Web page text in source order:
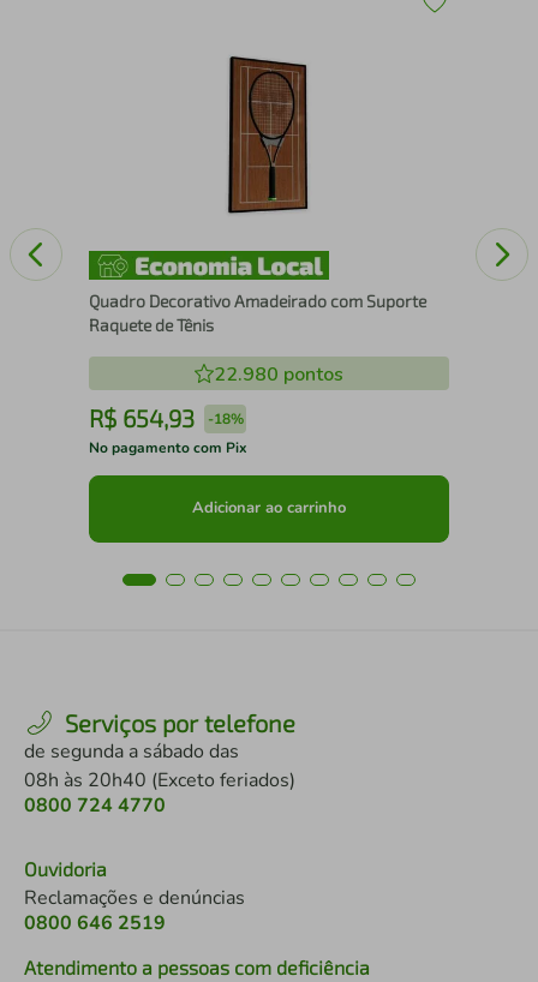
Quadro Decorativo Amadeirado com Suporte
Raquete de Tênis
22.980 pontos
R$ 654,93 -18%
No pagamento com Pix
Adicionar ao carrinho
Serviços por telefone
de segunda a sábado das
08h às 20h40 (Exceto feriados)
0800 724 4770
Ouvidoria
Reclamações e denúncias
0800 646 2519
Atendimento a pessoas com deficiência